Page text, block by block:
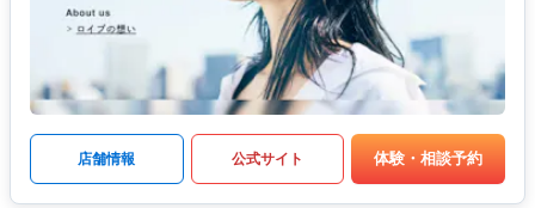
店舗情報 公式サイト 体験・相談予約